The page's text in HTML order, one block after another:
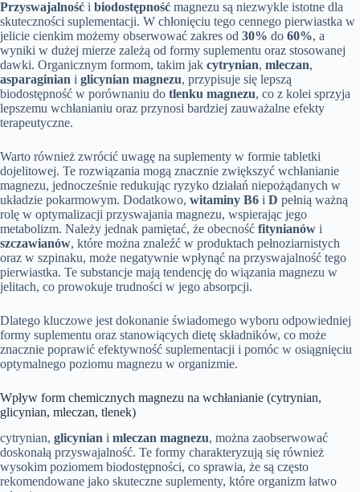
Przyswajalność i biodostępność magnezu są niezwykle istotne dla
skuteczności suplementacji. W chłonięciu tego cennego pierwiastka w
jelicie cienkim możemy obserwować zakres od 30% do 60%, a
wyniki w dużej mierze zależą od formy suplementu oraz stosowanej
dawki. Organicznym formom, takim jak cytrynian, mleczan,
asparaginian i glicynian magnezu, przypisuje się lepszą
biodostępność w porównaniu do tlenku magnezu, co z kolei sprzyja
lepszemu wchłanianiu oraz przynosi bardziej zauważalne efekty
terapeutyczne.
Warto również zwrócić uwagę na suplementy w formie tabletki
dojelitowej. Te rozwiązania mogą znacznie zwiększyć wchłanianie
magnezu, jednocześnie redukując ryzyko działań niepożądanych w
układzie pokarmowym. Dodatkowo, witaminy B6 i D pełnią ważną
rolę w optymalizacji przyswajania magnezu, wspierając jego
metabolizm. Należy jednak pamiętać, że obecność fitynianów i
szczawianów, które można znaleźć w produktach pełnoziarnistych
oraz w szpinaku, może negatywnie wpłynąć na przyswajalność tego
pierwiastka. Te substancje mają tendencję do wiązania magnezu w
jelitach, co prowokuje trudności w jego absorpcji.
Dlatego kluczowe jest dokonanie świadomego wyboru odpowiedniej
formy suplementu oraz stanowiących dietę składników, co może
znacznie poprawić efektywność suplementacji i pomóc w osiągnięciu
optymalnego poziomu magnezu w organizmie.
Wpływ form chemicznych magnezu na wchłanianie (cytrynian,
glicynian, mleczan, tlenek)
cytrynian, glicynian i mleczan magnezu, można zaobserwować
doskonałą przyswajalność. Te formy charakteryzują się również
wysokim poziomem biodostępności, co sprawia, że są często
rekomendowane jako skuteczne suplementy, które organizm łatwo